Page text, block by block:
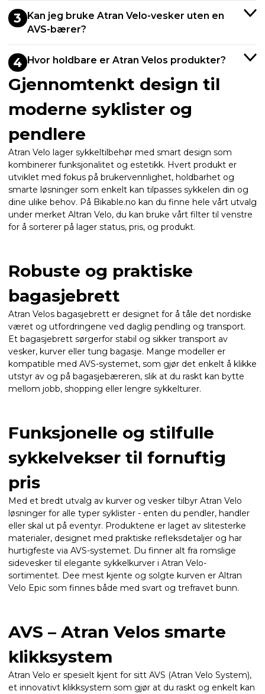
3 Kan jeg bruke Atran Velo-vesker uten en
AVS-bærer?
4 Hvor holdbare er Atran Velos produkter?
Gjennomtenkt design til
moderne syklister og
pendlere
Atran Velo lager sykkeltilbehør med smart design som
kombinerer funksjonalitet og estetikk. Hvert produkt er
utviklet med fokus på brukervennlighet, holdbarhet og
smarte løsninger som enkelt kan tilpasses sykkelen din og
dine ulike behov. På Bikable.no kan du finne hele vårt utvalg
under merket Altran Velo, du kan bruke vårt filter til venstre
for å sorterer på lager status, pris, og produkt.
Robuste og praktiske
bagasjebrett
Atran Velos bagasjebrett er designet for å tåle det nordiske
været og utfordringene ved daglig pendling og transport.
Et bagasjebrett sørgerfor stabil og sikker transport av
vesker, kurver eller tung bagasje. Mange modeller er
kompatible med AVS-systemet, som gjør det enkelt å klikke
utstyr av og på bagasjebæreren, slik at du raskt kan bytte
mellom jobb, shopping eller lengre sykkelturer.
Funksjonelle og stilfulle
sykkelvekser til fornuftig
pris
Med et bredt utvalg av kurver og vesker tilbyr Atran Velo
løsninger for alle typer syklister - enten du pendler, handler
eller skal ut på eventyr. Produktene er laget av slitesterke
materialer, designet med praktiske refleksdetaljer og har
hurtigfeste via AVS-systemet. Du finner alt fra romslige
sidevesker til elegante sykkelkurver i Atran Velo-
sortimentet. Dee mest kjente og solgte kurven er Altran
Velo Epic som finnes både med svart og trefravet bunn.
AVS – Atran Velos smarte
klikksystem
Atran Velo er spesielt kjent for sitt AVS (Atran Velo System),
et innovativt klikksystem som gjør at du raskt og enkelt kan